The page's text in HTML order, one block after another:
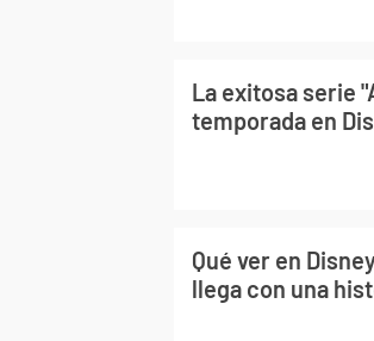
La exitosa serie
temporada en
Qué ver en
llega con una